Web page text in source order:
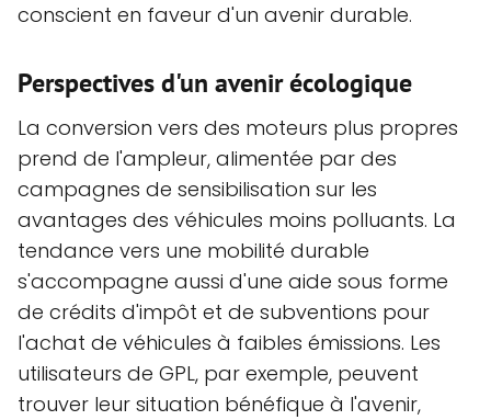
conscient en faveur d'un avenir durable.
Perspectives d'un avenir écologique
La conversion vers des moteurs plus propres
prend de l'ampleur, alimentée par des
campagnes de sensibilisation sur les
avantages des véhicules moins polluants. La
tendance vers une mobilité durable
s'accompagne aussi d'une aide sous forme
de crédits d'impôt et de subventions pour
l'achat de véhicules à faibles émissions. Les
utilisateurs de GPL, par exemple, peuvent
trouver leur situation bénéfique à l'avenir,